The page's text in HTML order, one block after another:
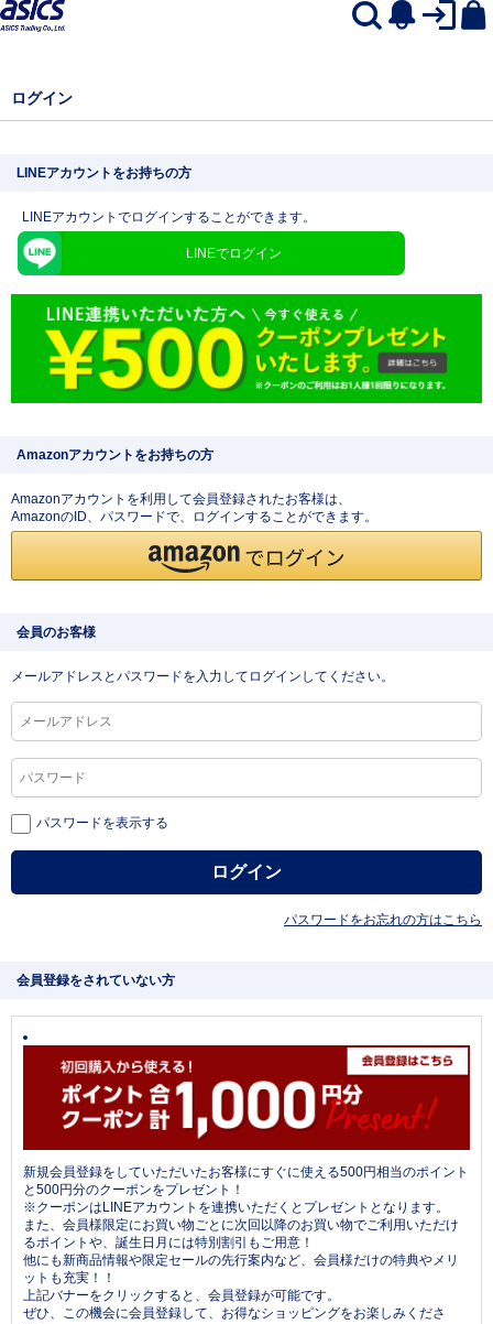
ログイン
LINEアカウントをお持ちの方
LINEアカウントでログインすることができます。
LINEでログイン
Amazonアカウントをお持ちの方
Amazonアカウントを利用して会員登録されたお客様は、
AmazonのID、パスワードで、ログインすることができます。
会員のお客様
メールアドレスとパスワードを入力してログインしてください。
パスワードを表示する
パスワードをお忘れの方はこちら
会員登録をされていない方
新規会員登録をしていただいたお客様にすぐに使える500円相当のポイント
と500円分のクーポンをプレゼント！
※クーポンはLINEアカウントを連携いただくとプレゼントとなります。
また、会員様限定にお買い物ごとに次回以降のお買い物でご利用いただけ
るポイントや、誕生日月には特別割引もご用意！
他にも新商品情報や限定セールの先行案内など、会員様だけの特典やメリ
ットも充実！！
上記バナーをクリックすると、会員登録が可能です。
ぜひ、この機会に会員登録して、お得なショッピングをお楽しみくださ